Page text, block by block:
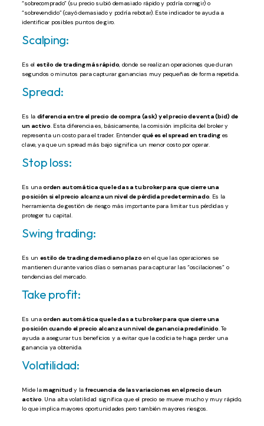
“sobrecomprado” (su precio subió demasiado rápido y podría corregir) o
“sobrevendido” (cayó demasiado y podría rebotar). Este indicador te ayuda a
identificar posibles puntos de giro.
Scalping:
Es el estilo de trading más rápido , donde se realizan operaciones que duran
segundos o minutos para capturar ganancias muy pequeñas de forma repetida.
Spread:
Es la diferencia entre el precio de compra (ask) y el precio de venta (bid) de
un activo . Esta diferencia es, básicamente, la comisión implícita del broker y
representa un costo para el trader. Entenderqué es el spread en tradinges
clave, ya que un spread más bajo significa un menor costo por operar.
Stop loss:
Es unaorden automática que le das a tu broker para que cierre una
posición si el precio alcanza un nivel de pérdida predeterminado . Es la
herramienta de gestión de riesgo más importante para limitar tus pérdidas y
proteger tu capital.
Swing trading:
Es un estilo de trading de mediano plazo en el que las operaciones se
mantienen durante varios días o semanas para capturar las “oscilaciones” o
tendencias del mercado.
Take profit:
Es unaorden automática que le das a tu broker para que cierre una
posición cuando el precio alcanza un nivel de ganancia predefinido . Te
ayuda a asegurar tus beneficios y a evitar que la codicia te haga perder una
ganancia ya obtenida.
Volatilidad:
Mide lamagnitudy la frecuencia de las variaciones en el precio de un
activo . Una alta volatilidad significa que el precio se mueve mucho y muy rápido,
lo que implica mayores oportunidades pero también mayores riesgos.